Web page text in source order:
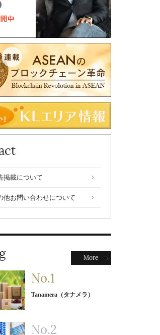
掲載について
他お問い合わせについて
More
Tanamera（タナメラ）